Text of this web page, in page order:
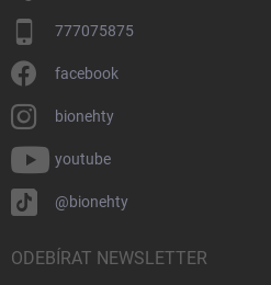
777075875
facebook
bionehty
youtube
@bionehty
ODEBÍRAT NEWSLETTER